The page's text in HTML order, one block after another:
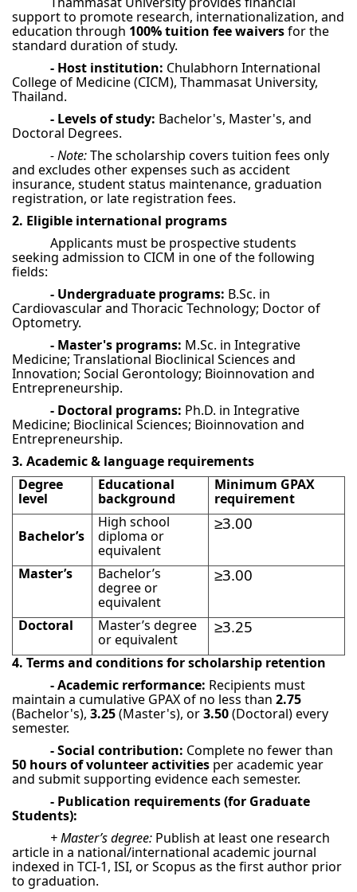
support to promote research, internationalization, and
education through 100% tuition fee waiversfor the
standard duration of study.
- Host institution: Chulabhorn International
College of Medicine (CICM), Thammasat University,
Thailand.
- Levels of study: Bachelor's, Master's, and
Doctoral Degrees.
- Note:The scholarship covers tuition fees only
and excludes other expenses such as accident
insurance, student status maintenance, graduation
registration, or late registration fees.
2. Eligible international programs
Applicants must be prospective students
seeking admission to CICM in one of the following
fields:
- Undergraduate programs: B.Sc. in
Cardiovascular and Thoracic Technology; Doctor of
Optometry.
- Master's programs: M.Sc. in Integrative
Medicine; Translational Bioclinical Sciences and
Innovation; Social Gerontology; Bioinnovation and
Entrepreneurship.
- Doctoral programs: Ph.D. in Integrative
Medicine; Bioclinical Sciences; Bioinnovation and
Entrepreneurship.
3. Academic & language requirements
Degree
level
Educational
background
Minimum GPAX
requirement
Bachelor’s
High school
diploma or
equivalent
≥3.00
Master’s
Bachelor’s
degree or
equivalent
≥3.00
Doctoral
Master’s degree
or equivalent
≥3.25
4. Terms and conditions for scholarship retention
- Academic rerformance: Recipients must
maintain a cumulative GPAX of no less than 2.75
(Bachelor's), 3.25(Master's), or3.50(Doctoral) every
semester.
- Social contribution: Complete no fewer than
50 hours of volunteer activities per academic year
and submit supporting evidence each semester.
- Publication requirements (for Graduate
Students):
+ Master’s degree: Publish at least one research
article in a national/international academic journal
indexed in TCI-1, ISI, or Scopus as the first author prior
to graduation.